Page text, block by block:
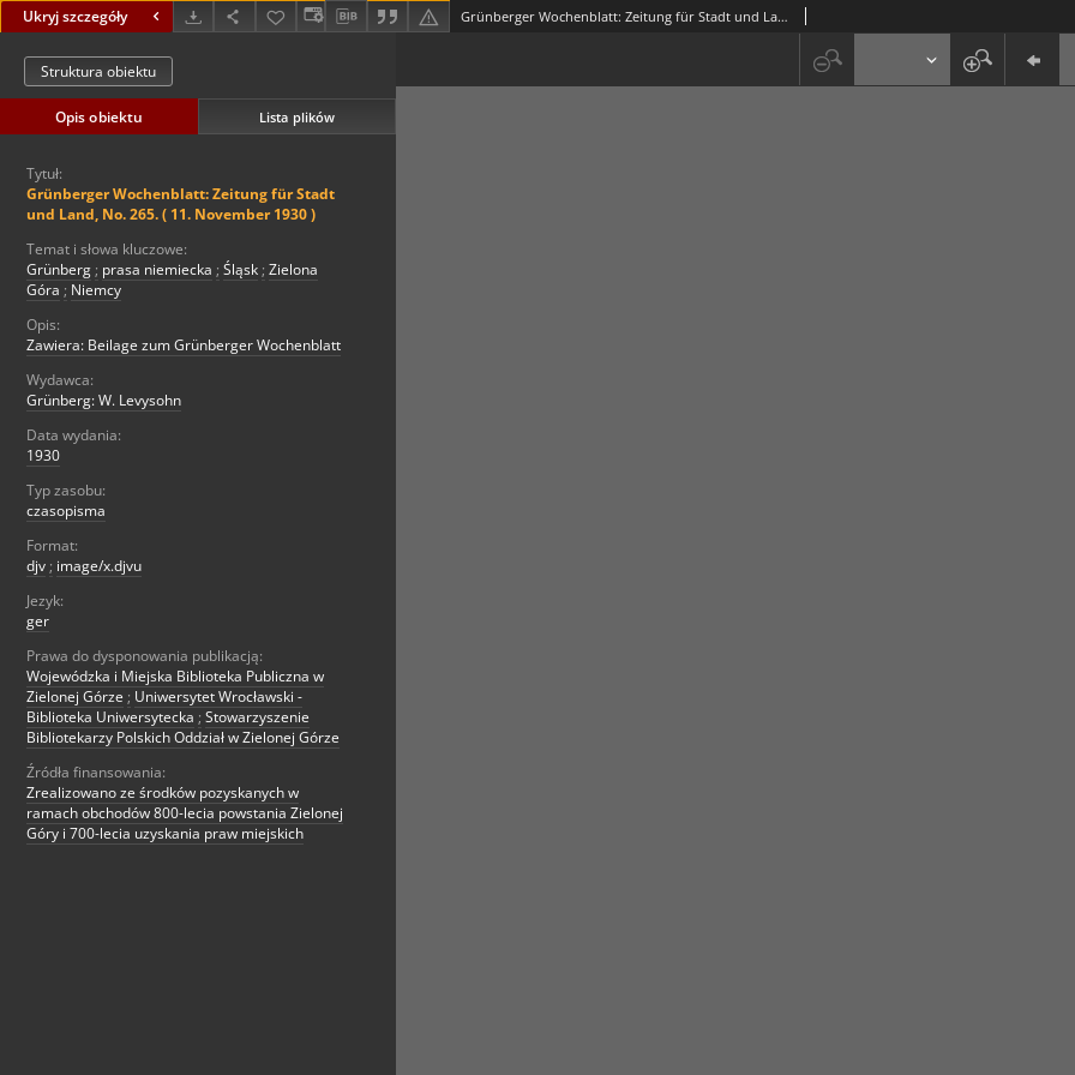
Ukryj szczegóły Grünberger Wochenblatt: Zeitung für Stadt und Land, No. 265. ( 11. November 1930 )
Struktura obiektu
Opis obiektu Lista plików
Tytuł:
Grünberger Wochenblatt: Zeitung für Stadt
und Land, No. 265. ( 11. November 1930 )
Temat i słowa kluczowe:
Grünberg ; prasa niemiecka ; Śląsk ; Zielona
Góra ; Niemcy
Opis:
Zawiera: Beilage zum Grünberger Wochenblatt
Wydawca:
Grünberg: W. Levysohn
Data wydania:
1930
Typ zasobu:
czasopisma
Format:
djv ; image/x.djvu
Jezyk:
ger
Prawa do dysponowania publikacją:
Wojewódzka i Miejska Biblioteka Publiczna w
Zielonej Górze ; Uniwersytet Wrocławski -
Biblioteka Uniwersytecka ; Stowarzyszenie
Bibliotekarzy Polskich Oddział w Zielonej Górze
Źródła finansowania:
Zrealizowano ze środków pozyskanych w
ramach obchodów 800-lecia powstania Zielonej
Góry i 700-lecia uzyskania praw miejskich